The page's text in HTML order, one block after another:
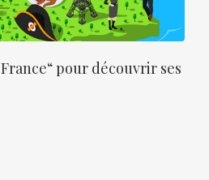
pour découvrir ses